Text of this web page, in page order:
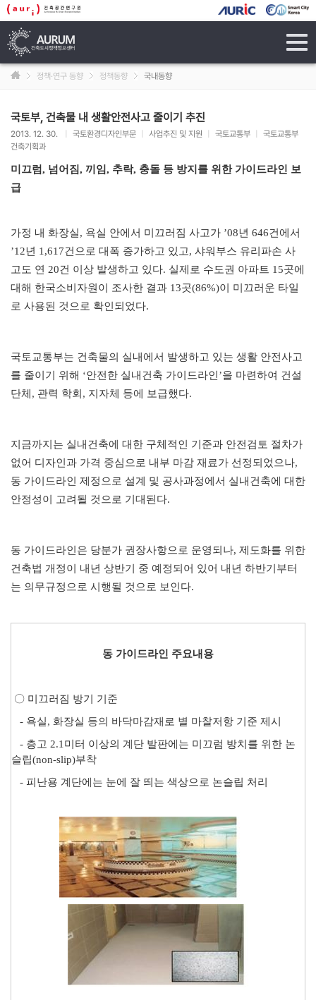
정책·연구 동향 정책동향 국내동향
국토부, 건축물 내 생활안전사고 줄이기 추진
2013. 12. 30. 국토환경디자인부문 사업추진 및 지원 국토교통부
국토교통부
건축기획과
미끄럼, 넘어짐, 끼임, 추락, 충돌 등 방지를 위한 가이드라인 보
급
가정 내 화장실, 욕실 안에서 미끄러짐 사고가 ’08년 646건에서
’12년 1,617건으로 대폭 증가하고 있고, 샤워부스 유리파손 사
고도 연 20건 이상 발생하고 있다. 실제로 수도권 아파트 15곳에
대해 한국소비자원이 조사한 결과 13곳(86%)이 미끄러운 타일
로 사용된 것으로 확인되었다.
국토교통부는 건축물의 실내에서 발생하고 있는 생활 안전사고
를 줄이기 위해 ‘안전한 실내건축 가이드라인 ’을 마련하여 건설
단체 , 관력 학회 , 지자체 등에 보급했다.
지금까지는 실내건축에 대한 구체적인 기준과 안전검토 절차가
없어 디자인과 가격 중심으로 내부 마감 재료가 선정되었으나,
동 가이드라인 제정으로 설계 및 공사과정에서 실내건축에 대한
안정성이 고려될 것으로 기대된다.
동 가이드라인은 당분가 권장사항으로 운영되나, 제도화를 위한
건축법 개정이 내년 상반기 중 예정되어 있어 내년 하반기부터
는 의무규정으로 시행될 것으로 보인다.
동 가이드라인 주요내용
〇 미끄러짐 방기 기준
- 욕실, 화장실 등의 바닥마감재로 별 마찰저항 기준 제시
- 층고 2.1 미터 이상의 계단 발판에는 미끄럼 방치를 위한 논
슬립(non-slip)부착
- 피난용 계단에는 눈에 잘 띄는 색상으로 논슬립 처리